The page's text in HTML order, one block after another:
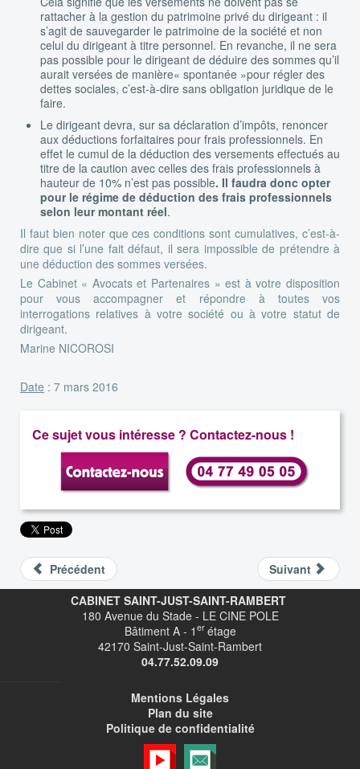
rattacher à la gestion du patrimoine privé du dirigeant : il
s’agit de sauvegarder le patrimoine de la société et non
celui du dirigeant à titre personnel. En revanche, il ne sera
pas possible pour le dirigeant de déduire des sommes qu’il
aurait versées de manière« spontanée »pour régler des
dettes sociales, c’est-à-dire sans obligation juridique de le
faire.
Le dirigeant devra, sur sa déclaration d’impôts, renoncer
aux déductions forfaitaires pour frais professionnels. En
effet le cumul de la déduction des versements effectués au
titre de la caution avec celles des frais professionnels à
hauteur de 10% n’est pas possible. Il faudra donc opter
pour le régime de déduction des frais professionnels
selon leur montant réel.
Il faut bien noter que ces conditions sont cumulatives, c’est-à-
dire que si l’une fait défaut, il sera impossible de prétendre à
une déduction des sommes versées.
Le Cabinet « Avocats et Partenaires » est à votre disposition
pour vous accompagner et répondre à toutes vos
interrogations relatives à votre société ou à votre statut de
dirigeant.
Marine NICOROSI
Date : 7 mars 2016
Ce sujet vous intéresse ? Contactez-nous !
Précédent
Suivant
CABINET SAINT-JUST-SAINT-RAMBERT
180 Avenue du Stade - LE CINE POLE
Bâtiment A - 1 er étage
42170 Saint-Just-Saint-Rambert
04.77.52.09.09
Mentions Légales
Plan du site
Politique de confidentialité